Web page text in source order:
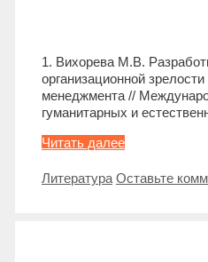
1. Вихорева М.В.
организационной зрелости
менеджмента //
гуманитарных и
Читать далееСписок
по
Метки
Литература Оставьте